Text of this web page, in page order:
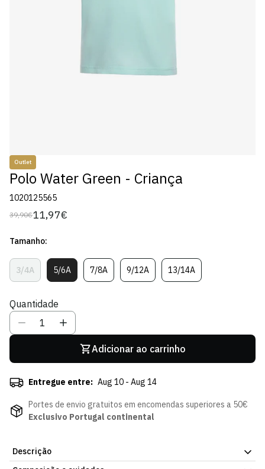
Outlet
Polo Water Green - Criança
1020125565
Preço
39,90€
Preço
venda
11,97€
Tamanho:
3/4AVariante
Esgotada
Indisponível
5/6AVariante
Esgotada
7/8AVariante
Esgotada
9/12AVariante
Esgotada
13/14AVariante
Esgotada
Quantidade
Adicionar ao carrinho
Entregue entre: Aug 10 - Aug 14
Portes de envio gratuitos em encomendas superiores a 50€
Exclusivo Portugal continental
Descrição